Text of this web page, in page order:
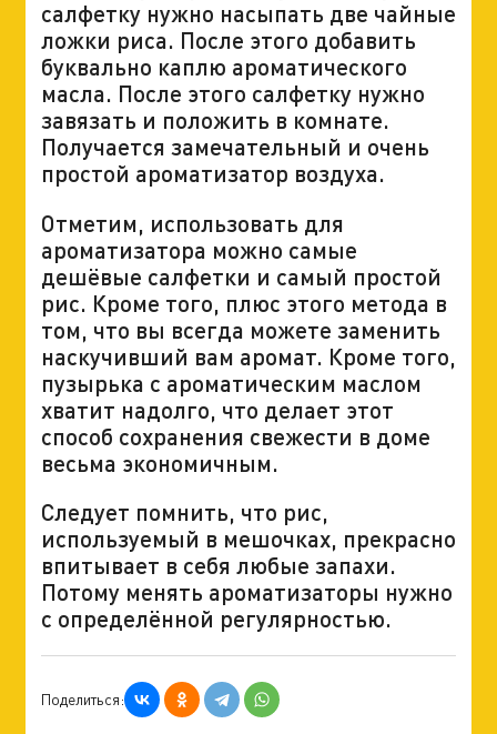
салфетку нужно насыпать две чайные
ложки риса. После этого добавить
буквально каплю ароматического
масла. После этого салфетку нужно
завязать и положить в комнате.
Получается замечательный и очень
простой ароматизатор воздуха.
Отметим, использовать для
ароматизатора можно самые
дешёвые салфетки и самый простой
рис. Кроме того, плюс этого метода в
том, что вы всегда можете заменить
наскучивший вам аромат. Кроме того,
пузырька с ароматическим маслом
хватит надолго, что делает этот
способ сохранения свежести в доме
весьма экономичным.
Следует помнить, что рис,
используемый в мешочках, прекрасно
впитывает в себя любые запахи.
Потому менять ароматизаторы нужно
с определённой регулярностью.
Поделиться: